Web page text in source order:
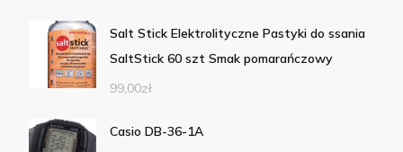
Salt Stick Elektrolityczne Pastyki do ssania
SaltStick 60 szt Smak pomarańczowy
99,00zł
Casio DB-36-1A